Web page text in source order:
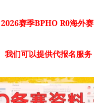
2026赛季BPHO R0海外
我们可以提供代报名服务